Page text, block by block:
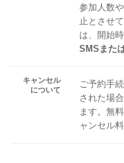
参加人数
止とさせ
は、開始
SMSまた
キャンセル
について
ご予約手
された場
ます。無
ャンセル